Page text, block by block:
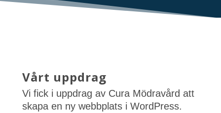
Vårt uppdrag
Vi fick i uppdrag av Cura Mödravård att
skapa en ny webbplats i WordPress.